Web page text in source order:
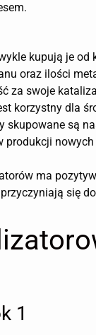
kupują je
oraz ilości
za swoje
korzystny dla
skupowane są
produkcji
ma
się
1